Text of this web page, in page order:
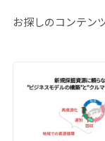
お探しのコンテン